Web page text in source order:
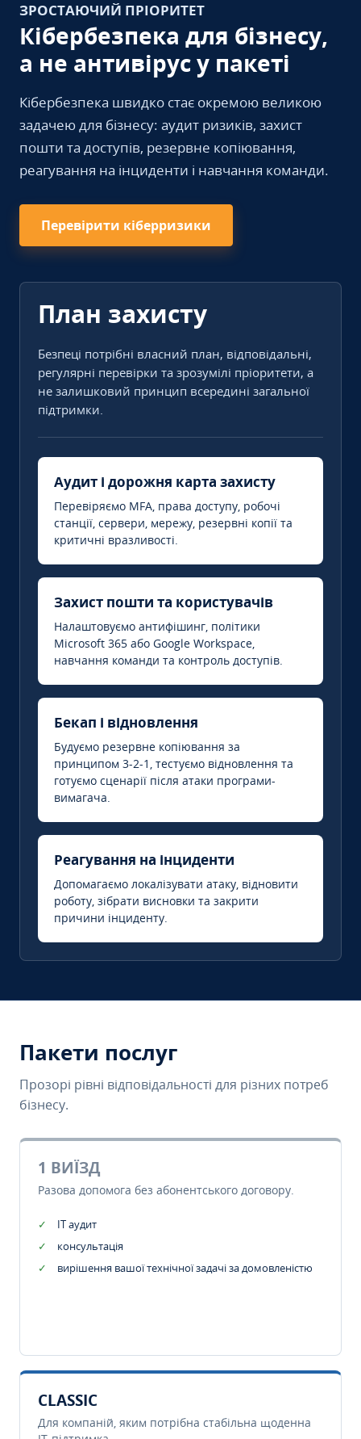
ЗРОСТАЮЧИЙ ПРІОРИТЕТ
Кібербезпека для бізнесу,
а не антивірус у пакеті
Кібербезпека швидко стає окремою великою
задачею для бізнесу: аудит ризиків, захист
пошти та доступів, резервне копіювання,
реагування на інциденти і навчання команди.
Перевірити кіберризики
План захисту
Безпеці потрібні власний план, відповідальні,
регулярні перевірки та зрозумілі пріоритети, а
не залишковий принцип всередині загальної
підтримки.
Аудит і дорожня карта захисту
Перевіряємо MFA, права доступу, робочі
станції, сервери, мережу, резервні копії та
критичні вразливості.
Захист пошти та користувачів
Налаштовуємо антифішинг, політики
Microsoft 365 або Google Workspace,
навчання команди та контроль доступів.
Бекап і відновлення
Будуємо резервне копіювання за
принципом 3-2-1, тестуємо відновлення та
готуємо сценарії після атаки програми-
вимагача.
Реагування на інциденти
Допомагаємо локалізувати атаку, відновити
роботу, зібрати висновки та закрити
причини інциденту.
Пакети послуг
Прозорі рівні відповідальності для різних потреб
бізнесу.
1 ВИЇЗД
Разова допомога без абонентського договору.
IT аудит
консультація
вирішення вашої технічної задачі за домовленістю
CLASSIC
Для компаній, яким потрібна стабільна щоденна